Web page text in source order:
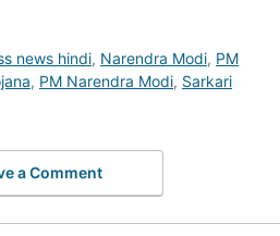
news hindi, Narendra Modi, PM
, PM Narendra Modi, Sarkari
a Comment